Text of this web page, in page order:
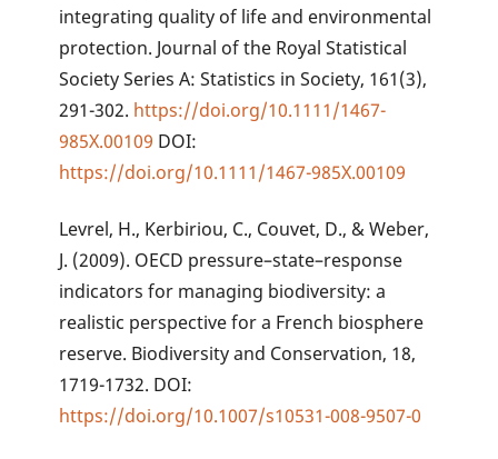
integrating quality of life and environmental
protection. Journal of the Royal Statistical
Society Series A: Statistics in Society, 161(3),
291-302. https://doi.org/10.1111/1467-
985X.00109 DOI:
https://doi.org/10.1111/1467-985X.00109
Levrel, H., Kerbiriou, C., Couvet, D., & Weber,
J. (2009). OECD pressure–state–response
indicators for managing biodiversity: a
realistic perspective for a French biosphere
reserve. Biodiversity and Conservation, 18,
1719-1732. DOI:
https://doi.org/10.1007/s10531-008-9507-0